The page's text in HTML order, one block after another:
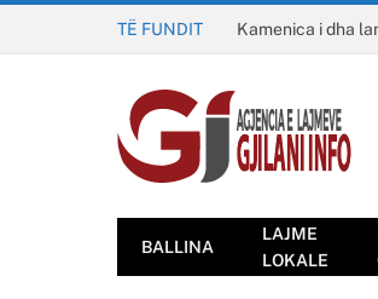
TË FUNDIT Kamenica i dha
BALLINA
LAJME
LOKALE